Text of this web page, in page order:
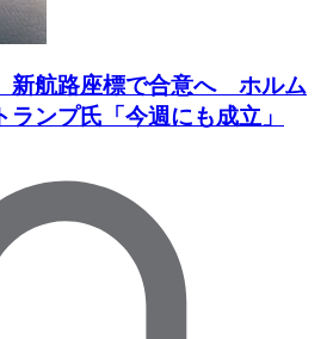
新航路座標で合意へ ホルム
ンプ氏「今週にも成立」